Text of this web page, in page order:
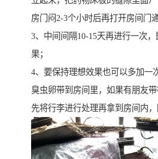
房门闷2-3个小时后再打开房间门通
3、中间间隔10-15天再进行一次
果；
4、要保持理想效果也可以多加一
臭虫卵带到房间里，如果有朋友
先将行李进行处理再拿到房间内，